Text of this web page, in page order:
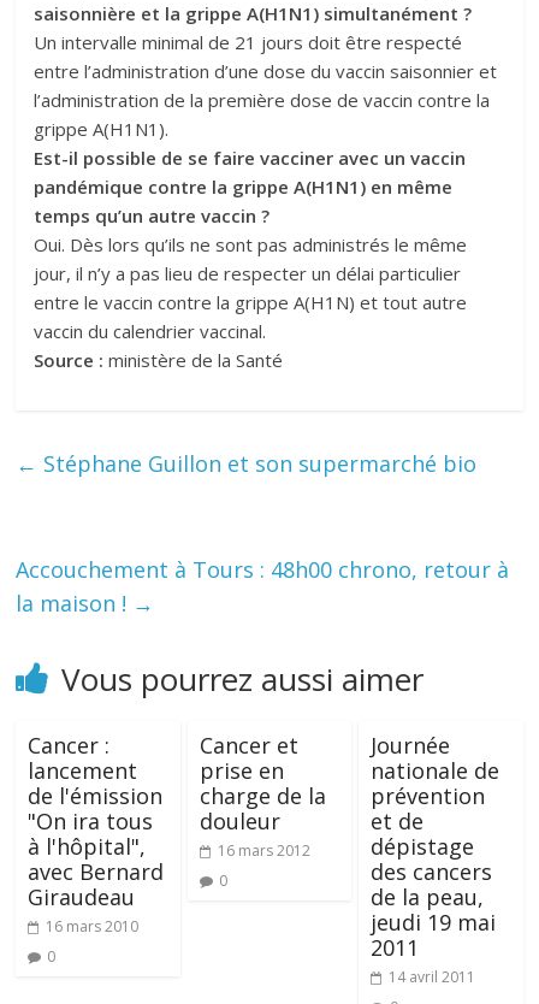
saisonnière et la grippe A(H1N1) simultanément ?
Un intervalle minimal de 21 jours doit être respecté
entre l’administration d’une dose du vaccin saisonnier et
l’administration de la première dose de vaccin contre la
grippe A(H1N1).
Est-il possible de se faire vacciner avec un vaccin
pandémique contre la grippe A(H1N1) en même
temps qu’un autre vaccin ?
Oui. Dès lors qu’ils ne sont pas administrés le même
jour, il n’y a pas lieu de respecter un délai particulier
entre le vaccin contre la grippe A(H1N) et tout autre
vaccin du calendrier vaccinal.
Source : ministère de la Santé
← Stéphane Guillon et son supermarché bio
Accouchement à Tours : 48h00 chrono, retour à
la maison ! →
Vous pourrez aussi aimer
Cancer :
lancement
de l'émission
"On ira tous
à l'hôpital",
avec Bernard
Giraudeau
16 mars 2010
0
Cancer et
prise en
charge de la
douleur
16 mars 2012
0
Journée
nationale de
prévention
et de
dépistage
des cancers
de la peau,
jeudi 19 mai
2011
14 avril 2011